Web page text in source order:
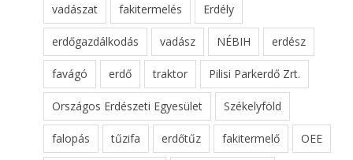
vadászat fakitermelés Erdély
erdőgazdálkodás vadász NÉBIH erdész
favágó erdő traktor Pilisi Parkerdő Zrt.
Országos Erdészeti Egyesület Székelyföld
falopás tűzifa erdőtűz fakitermelő OEE